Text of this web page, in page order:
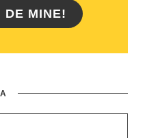
DE MINE!